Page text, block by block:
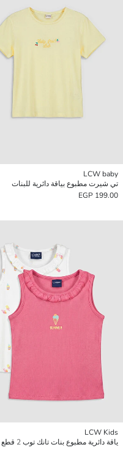
LCW baby
تي شيرت مطبوع بياقة دائرية للبنات
199.00 EGP
LCW Kids
ياقة دائرية مطبوع بنات تانك توب 2 قطع